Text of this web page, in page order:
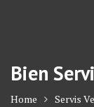
Bien
Home Servis